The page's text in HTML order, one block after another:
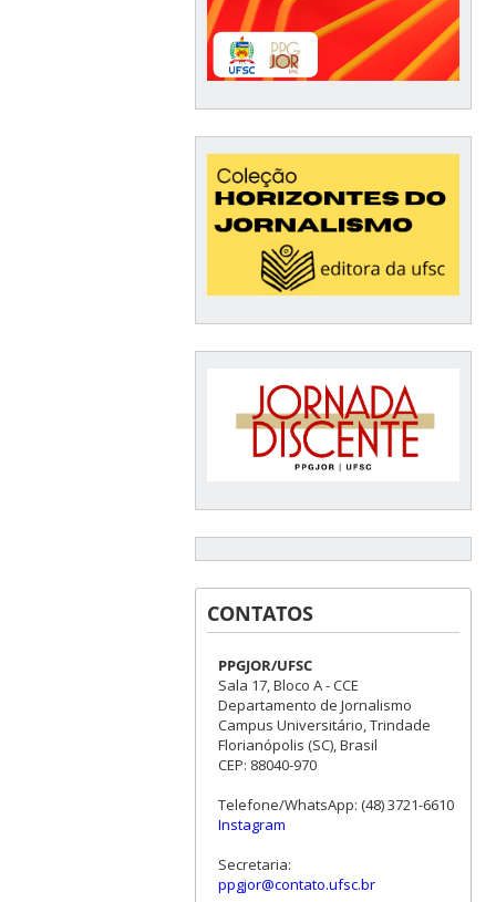
CONTATOS
PPGJOR/UFSC
Sala 17, Bloco A - CCE
Departamento de Jornalismo
Campus Universitário, Trindade
Florianópolis (SC), Brasil
CEP: 88040-970
Telefone/WhatsApp: (48) 3721-6610
Instagram
Secretaria:
ppgjor@contato.ufsc.br